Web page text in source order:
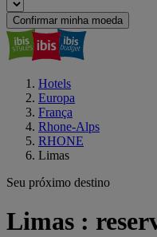
Confirmar minha moeda
Hotels
Europa
França
Rhone-Alps
RHONE
Limas
Seu próximo destino
Limas :